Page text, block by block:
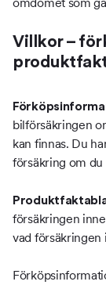
omdömet som
Villkor –
bilförsäkringen
kan finnas. Du
försäkring om
försäkringen
vad försäkringen